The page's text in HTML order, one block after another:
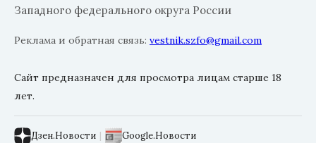
Западного федерального округа России
Реклама и обратная связь: vestnik.szfo@gmail.com
Сайт предназначен для просмотра лицам старше 18
лет.
Дзен.Новости | Google.Новости